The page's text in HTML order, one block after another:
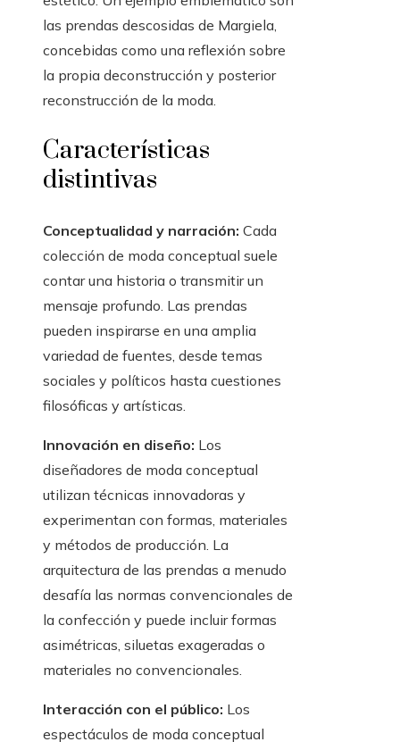
las prendas descosidas de Margiela,
concebidas como una reflexión sobre
la propia deconstrucción y posterior
reconstrucción de la moda.
Características
distintivas
Conceptualidad y narración: Cada
colección de moda conceptual suele
contar una historia o transmitir un
mensaje profundo. Las prendas
pueden inspirarse en una amplia
variedad de fuentes, desde temas
sociales y políticos hasta cuestiones
filosóficas y artísticas.
Innovación en diseño: Los
diseñadores de moda conceptual
utilizan técnicas innovadoras y
experimentan con formas, materiales
y métodos de producción. La
arquitectura de las prendas a menudo
desafía las normas convencionales de
la confección y puede incluir formas
asimétricas, siluetas exageradas o
materiales no convencionales.
Interacción con el público: Los
espectáculos de moda conceptual